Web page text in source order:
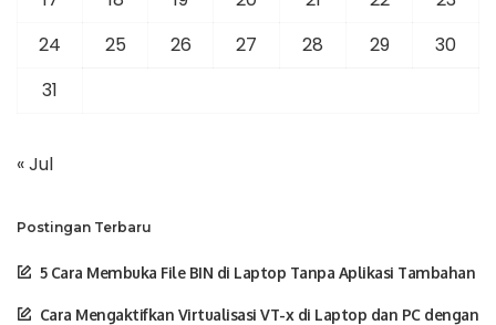
24
25 26 27 28 29
30
31
« Jul
Postingan Terbaru
5 Cara Membuka File BIN di Laptop Tanpa Aplikasi Tambahan
Cara Mengaktifkan Virtualisasi VT-x di Laptop dan PC dengan